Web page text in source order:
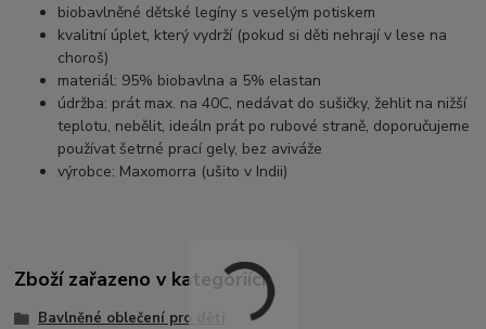
biobavlněné dětské legíny s veselým potiskem
kvalitní úplet, který vydrží (pokud si děti nehrají v lese na
choroš)
materiál: 95% biobavlna a 5% elastan
údržba: prát max. na 40C, nedávat do sušičky, žehlit na nižší
teplotu, nebělit, ideáln prát po rubové straně, doporučujeme
používat šetrné prací gely, bez aviváže
výrobce: Maxomorra (ušito v Indii)
Zboží zařazeno v kategoriích
Bavlněné oblečení pro děti